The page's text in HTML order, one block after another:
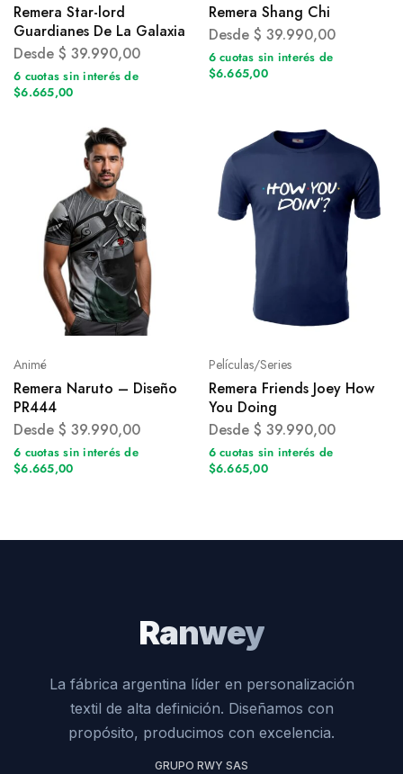
Remera Star-lord
Guardianes De La Galaxia
Desde $ 39.990,00
6 cuotas sin interés de
$6.665,00
Remera Shang Chi
Desde $ 39.990,00
6 cuotas sin interés de
$6.665,00
Animé
Remera Naruto – Diseño
PR444
Desde $ 39.990,00
6 cuotas sin interés de
$6.665,00
Películas/Series
Remera Friends Joey How
You Doing
Desde $ 39.990,00
6 cuotas sin interés de
$6.665,00
Ranwey
La fábrica argentina líder en personalización
textil de alta definición. Diseñamos con
propósito, producimos con excelencia.
GRUPO RWY SAS